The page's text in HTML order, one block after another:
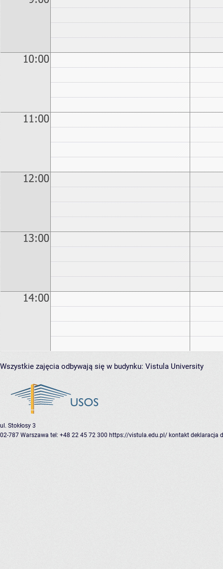
Wszystkie zajęcia odbywają się w budynku: Vistula University
ul. Stokłosy 3
02-787 Warszawa tel: +48 22 45 72 300 https://vistula.edu.pl/ kontakt deklaracja